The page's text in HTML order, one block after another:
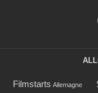
Filmstarts Allemagne